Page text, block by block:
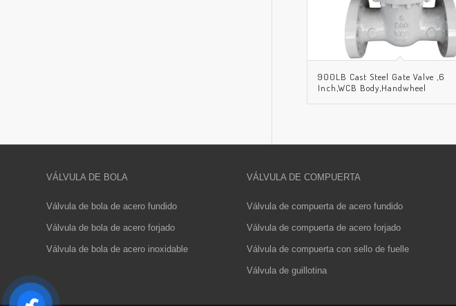
900LB Cast Steel Gate Valve ,6
Inch,WCB Body,Handwheel
VÁLVULA DE BOLA
Válvula de bola de acero fundido
Válvula de bola de acero forjado
Válvula de bola de acero inoxidable
VÁLVULA DE COMPUERTA
Válvula de compuerta de acero fundido
Válvula de compuerta de acero forjado
Válvula de compuerta con sello de fuelle
Válvula de guillotina